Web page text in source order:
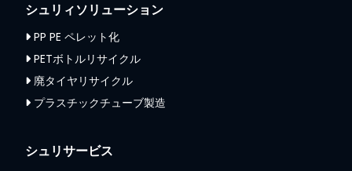
シュリィソリューション
PP PE ペレット化
PETボトルリサイクル
廃タイヤリサイクル
プラスチックチューブ製造
シュリサービス